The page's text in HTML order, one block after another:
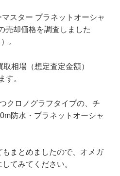
スター プラネットオーシャ
売却価格を調査しました
。
相場（想定査定金額）
す。
クロノグラフタイプの、チ
防水・プラネットオーシャ
まとめましたので、オメガ
てみてください。